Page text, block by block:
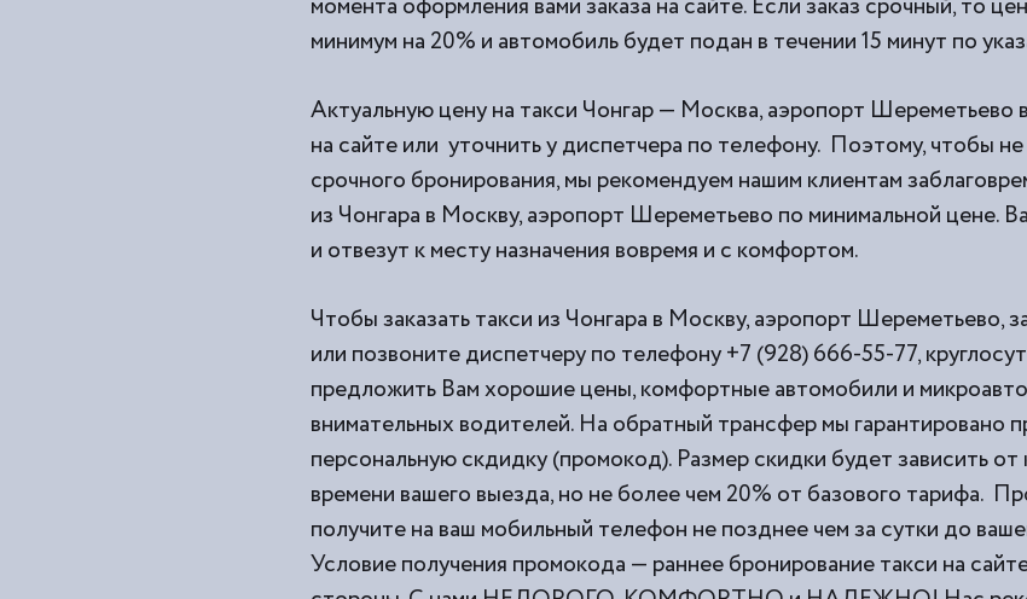
минимум на 20% и автомобиль будет подан в течении 15 минут по
Актуальную цену на такси Чонгар — Москва, аэропорт Шереметьево
на сайте или уточнить у диспетчера по телефону. Поэтому, чтобы не
срочного бронирования, мы рекомендуем нашим клиентам
из Чонгара в Москву, аэропорт Шереметьево по минимальной цене.
и отвезут к месту назначения вовремя и с комфортом.
Чтобы заказать такси из Чонгара в Москву, аэропорт Шереметьево,
или позвоните диспетчеру по телефону +7 (928) 666-55-77,
предложить Вам хорошие цены, комфортные автомобили и
внимательных водителей. На обратный трансфер мы гарантировано
персональную скдидку (промокод). Размер скидки будет зависить от
времени вашего выезда, но не более чем 20% от базового тарифа.
получите на ваш мобильный телефон не позднее чем за сутки до
Условие получения промокода — раннее бронирование такси на